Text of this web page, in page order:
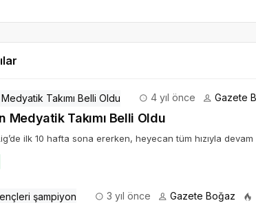
4 yıl önce Gazete
Medyatik Takımı Belli Oldu
ilk 10 hafta sona ererken, heyecan tüm hızıyla devam
3 yıl önce Gazete Boğaz